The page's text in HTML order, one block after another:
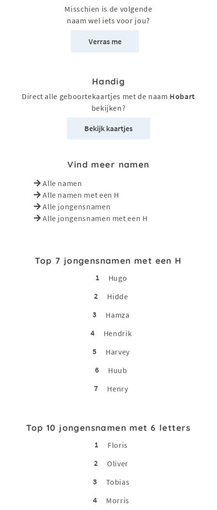
Misschien is de volgende
naam wel iets voor jou?
Verras me
Handig
Direct alle geboortekaartjes met de naam Hobart
bekijken?
Bekijk kaartjes
Vind meer namen
Alle namen
Alle namen met een H
Alle jongensnamen
Alle jongensnamen met een H
Top 7 jongensnamen met een H
1
Hugo
2
Hidde
3
Hamza
4
Hendrik
5
Harvey
6
Huub
7
Henry
Top 10 jongensnamen met 6 letters
1
Floris
2
Oliver
3
Tobias
4
Morris